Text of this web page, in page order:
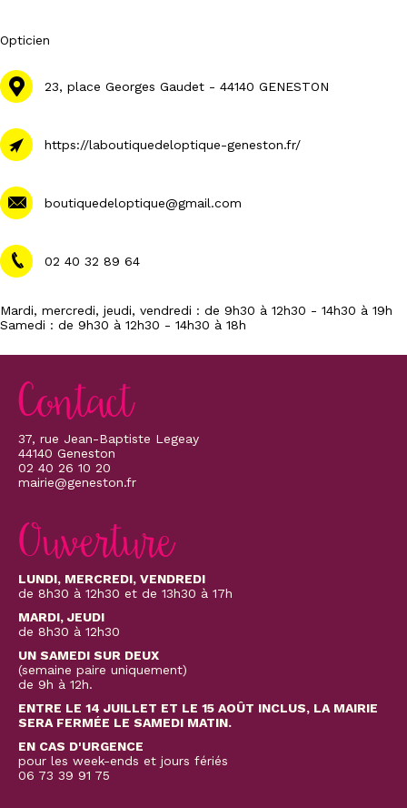
Opticien
23, place Georges Gaudet - 44140 GENESTON
https://laboutiquedeloptique-geneston.fr/
boutiquedeloptique@gmail.com
02 40 32 89 64
Mardi, mercredi, jeudi, vendredi : de 9h30 à 12h30 - 14h30 à 19h
Samedi : de 9h30 à 12h30 - 14h30 à 18h
Contact
37, rue Jean-Baptiste Legeay
44140 Geneston
02 40 26 10 20
mairie@geneston.fr
Ouverture
LUNDI, MERCREDI, VENDREDI
de 8h30 à 12h30 et de 13h30 à 17h
MARDI, JEUDI
de 8h30 à 12h30
UN SAMEDI SUR DEUX
(semaine paire uniquement)
de 9h à 12h.
ENTRE LE 14 JUILLET ET LE 15 AOÛT INCLUS, LA MAIRIE
SERA FERMÉE LE SAMEDI MATIN.
EN CAS D'URGENCE
pour les week-ends et jours fériés
06 73 39 91 75